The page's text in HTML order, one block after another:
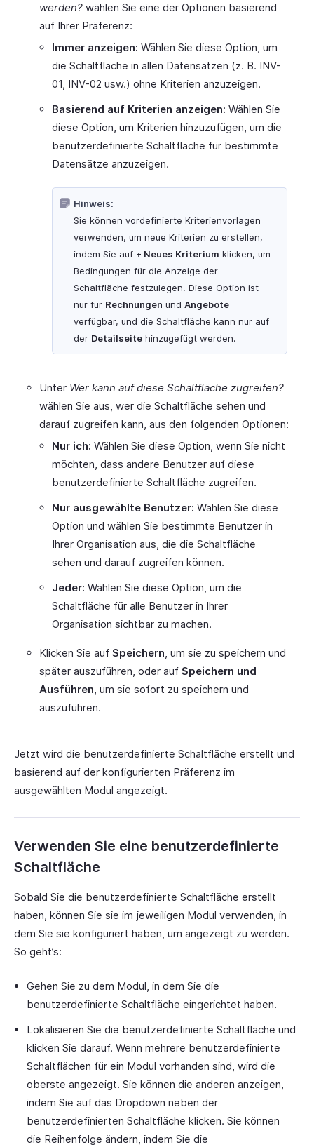
werden? wählen Sie eine der Optionen basierend
auf Ihrer Präferenz:
Immer anzeigen: Wählen Sie diese Option, um
die Schaltfläche in allen Datensätzen (z. B. INV-
01, INV-02 usw.) ohne Kriterien anzuzeigen.
Basierend auf Kriterien anzeigen: Wählen Sie
diese Option, um Kriterien hinzuzufügen, um die
benutzerdefinierte Schaltfläche für bestimmte
Datensätze anzuzeigen.
Hinweis:
Sie können vordefinierte Kriterienvorlagen
verwenden, um neue Kriterien zu erstellen,
indem Sie auf + Neues Kriterium klicken, um
Bedingungen für die Anzeige der
Schaltfläche festzulegen. Diese Option ist
nur für Rechnungen und Angebote
verfügbar, und die Schaltfläche kann nur auf
der Detailseite hinzugefügt werden.
Unter Wer kann auf diese Schaltfläche zugreifen?
wählen Sie aus, wer die Schaltfläche sehen und
darauf zugreifen kann, aus den folgenden Optionen:
Nur ich: Wählen Sie diese Option, wenn Sie nicht
möchten, dass andere Benutzer auf diese
benutzerdefinierte Schaltfläche zugreifen.
Nur ausgewählte Benutzer: Wählen Sie diese
Option und wählen Sie bestimmte Benutzer in
Ihrer Organisation aus, die die Schaltfläche
sehen und darauf zugreifen können.
Jeder: Wählen Sie diese Option, um die
Schaltfläche für alle Benutzer in Ihrer
Organisation sichtbar zu machen.
Klicken Sie auf Speichern, um sie zu speichern und
später auszuführen, oder auf Speichern und
Ausführen, um sie sofort zu speichern und
auszuführen.
Jetzt wird die benutzerdefinierte Schaltfläche erstellt und
basierend auf der konfigurierten Präferenz im
ausgewählten Modul angezeigt.
Verwenden Sie eine benutzerdefinierte
Schaltfläche
Sobald Sie die benutzerdefinierte Schaltfläche erstellt
haben, können Sie sie im jeweiligen Modul verwenden, in
dem Sie sie konfiguriert haben, um angezeigt zu werden.
So geht’s:
Gehen Sie zu dem Modul, in dem Sie die
benutzerdefinierte Schaltfläche eingerichtet haben.
Lokalisieren Sie die benutzerdefinierte Schaltfläche und
klicken Sie darauf. Wenn mehrere benutzerdefinierte
Schaltflächen für ein Modul vorhanden sind, wird die
oberste angezeigt. Sie können die anderen anzeigen,
indem Sie auf das Dropdown neben der
benutzerdefinierten Schaltfläche klicken. Sie können
die Reihenfolge ändern, indem Sie die